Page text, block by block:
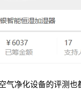
气净化设备的评测也